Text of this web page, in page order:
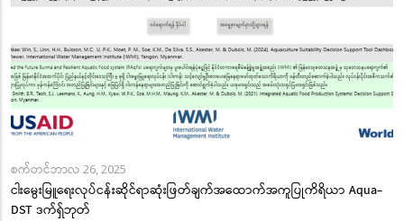
စက်တင်ဘာလ 26, 2025
ငါးမွေးမြူရေးလုပ်ငန်းဆိုင်ရာဆုံးဖြတ်ချက်အထောက်အကူပြုကိရိယာ Aqua-
DST ဒက်ရှ်ဘုတ်